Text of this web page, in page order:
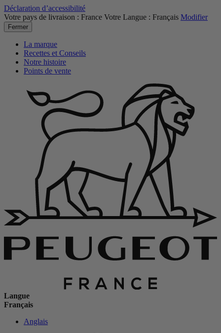
Déclaration d’accessibilité
Votre pays de livraison : France Votre Langue : Français Modifier
Fermer
La marque
Recettes et Conseils
Notre histoire
Points de vente
Langue
Français
Anglais